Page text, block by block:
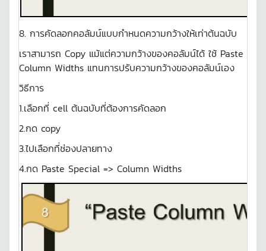
8. การคัดลอกคอลัมน์แบบกำหนดความกว้างให้เท่าต้นฉบับ
เราสามารถ Copy แม้แต่ความกว้างของคอลัมน์ได้ ใช้ Paste
Column Widths แทนการปรับความกว้างของคอลัมน์เอง
วิธีการ
1.เลือกที่ cell ต้นฉบับที่ต้องการคัดลอก
2.กด copy
3.ไปเลือกที่ช่องปลายทาง
4.กด Paste Special => Column Widths